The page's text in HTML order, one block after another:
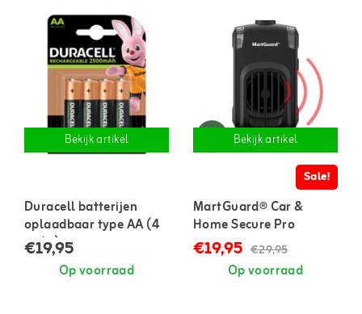
Bekijk artikel
Duracell batterijen
oplaadbaar type AA (4
stuks)
€19,95
Op voorraad
Bekijk artikel
Sale!
MartGuard® Car &
Home Secure Pro
marterverjager voor in
auto en huis
€19,95 €29,95
Op voorraad